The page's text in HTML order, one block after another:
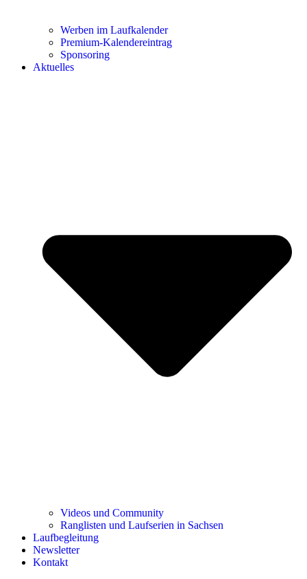
Werben im Laufkalender
Premium-Kalendereintrag
Sponsoring
Aktuelles
Videos und Community
Ranglisten und Laufserien in Sachsen
Laufbegleitung
Newsletter
Kontakt